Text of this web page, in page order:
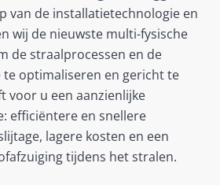
van de installatietechnologie en
wij de nieuwste multi-fysische
de straalprocessen en de
optimaliseren en gericht te
voor u een aanzienlijke
efficiëntere en snellere
lagere kosten en een
tijdens het stralen.